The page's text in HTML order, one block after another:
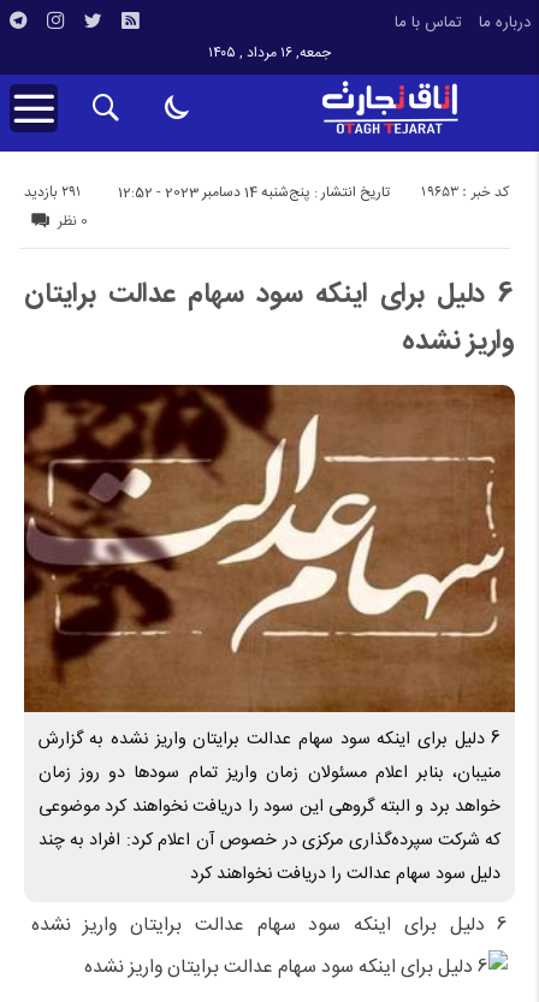
درباره ما تماس با ما
جمعه, ۱۶ مرداد , ۱۴۰۵
تاریخ انتشار : پنج‌شنبه 14 دسامبر 2023 - 12:52 291 بازدید کد خبر : 19653
0 نظر
6 دلیل برای اینکه سود سهام عدالت برایتان
واریز نشده
6 دلیل برای اینکه سود سهام عدالت برایتان واریز نشده به گزارش
منیبان، بنابر اعلام مسئولان زمان واریز تمام سودها دو روز زمان
خواهد برد و البته گروهی این سود را دریافت نخواهند کرد موضوعی
که شرکت سپرده‌گذاری مرکزی در خصوص آن اعلام کرد: افراد به چند
دلیل سود سهام عدالت را دریافت نخواهند کرد
6 دلیل برای اینکه سود سهام عدالت برایتان واریز نشده